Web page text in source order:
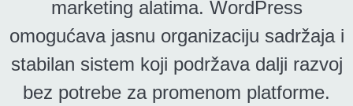
marketing alatima. WordPress
omogućava jasnu organizaciju sadržaja i
stabilan sistem koji podržava dalji razvoj
bez potrebe za promenom platforme.